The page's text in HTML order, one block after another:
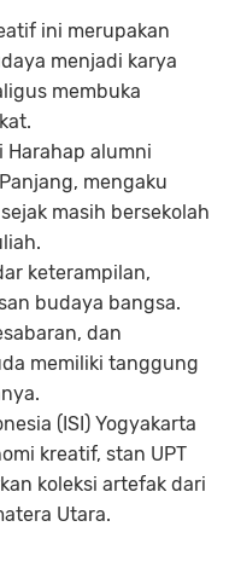
ini merupakan
menjadi karya
membuka
Harahap alumni
mengaku
masih bersekolah
keterampilan,
budaya bangsa.
dan
memiliki tanggung
(ISI) Yogyakarta
kreatif, stan UPT
koleksi artefak dari
Utara.